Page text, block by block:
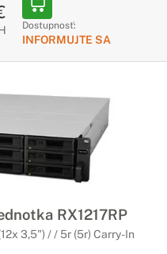
Dostupnosť:
INFORMUJTE SA
RX1217RP
3,5") / / 5r (5r) Carry-In